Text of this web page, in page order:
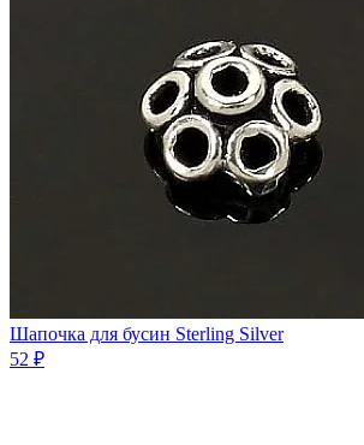
Шапочка для бусин Sterling Silver
52 ₽